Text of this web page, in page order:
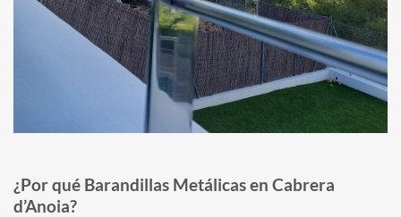
¿Por qué Barandillas Metálicas en Cabrera
d’Anoia?